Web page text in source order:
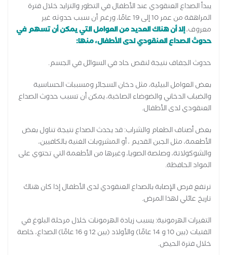
يبدأ الصداع العنقودي عند الأطفال في التطور والتزايد خلال فترة
المراهقة من عمر 10 إلى 19 عامًا، ورغم أن سبب حدوثه غير
معروف،إلا أن هناك العديد من العوامل التي يمكن أن تسهم في
حدوث الصداع العنقودي لدى الأطفال، منها:
حدوث الجفاف نتيجة لنقص حاد في السوائل في الجسم.
بعض العوامل البيئية، مثل دخان السجائر ومسببات الحساسية
والضباب الدخاني والضوضاء الصاخبة، يمكن أن تسبب حدوث الصداع
العنقودي لدى الأطفال.
بعض أصناف الطعام والشراب: قد يحدث الصداع نتيجة تناول بعض
الأطعمة، مثل الجبن القديم ، أو المشروبات الغنية بالكافيين،
والشوكولاتة، وصلصة الصويا، وغيرها من الأطعمة التي تحتوي على
المواد الحافظة.
ترتفع فرص الإصابة بالصداع العنقودي لدى الأطفال إذا كان هناك
تاريخ عائلي لهذا المرض.
التغيرات الهرمونية: يسبب زيادة الهرمونات خلال مرحلة البلوغ في
الفتيات (بين 10 و 14 عامًا) والأولاد (بين 12 و 16 عامًا) الصداع، خاصة
خلال فترة الحيض.